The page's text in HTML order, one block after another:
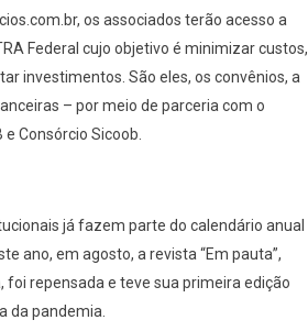
os associados terão acesso a
Federal cujo objetivo é minimizar custos,
investimentos. São eles, os convênios, a
– por meio de parceria com o
e Consórcio Sicoob.
já fazem parte do calendário anual
ano, em agosto, a revista “Em pauta”,
foi repensada e teve sua primeira edição
da pandemia.